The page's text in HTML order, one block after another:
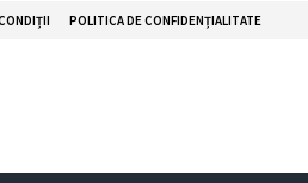
POLITICA DE CONFIDENȚIALITATE